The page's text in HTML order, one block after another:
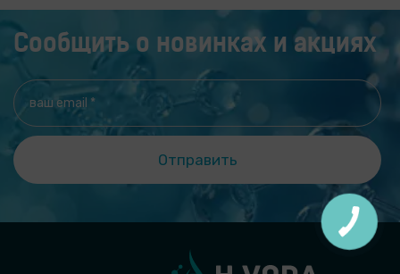
Сообщить о новинках и акциях